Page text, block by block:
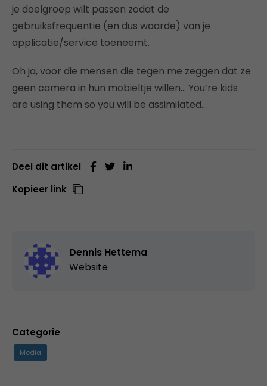
je doelgroep wilt passen zodat de
gebruiksfrequentie (en dus waarde) van je
applicatie/service toeneemt.
Oh ja, voor die mensen die tegen me zeggen dat ze
geen camera in hun mobieltje willen… You’re kids
are using them so you will be assimilated…
Deel dit artikel
Kopieer link
Dennis Hettema
Website
Categorie
Media